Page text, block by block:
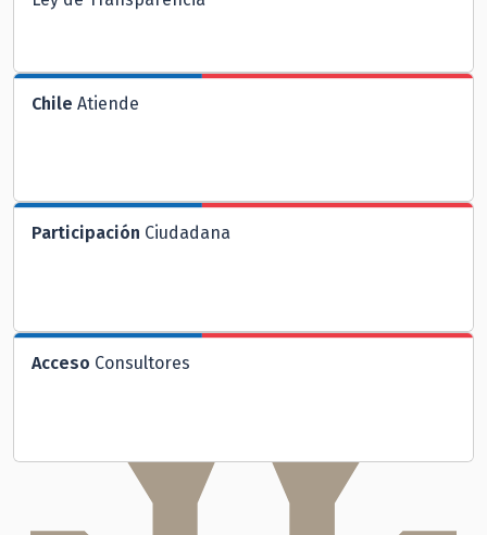
Chile Atiende
Participación Ciudadana
Acceso Consultores